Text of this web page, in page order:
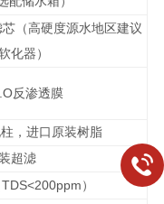
芯（高硬度源水地区建议
化器）
反渗透膜
，进口原装树脂
超滤
TDS<200ppm ）